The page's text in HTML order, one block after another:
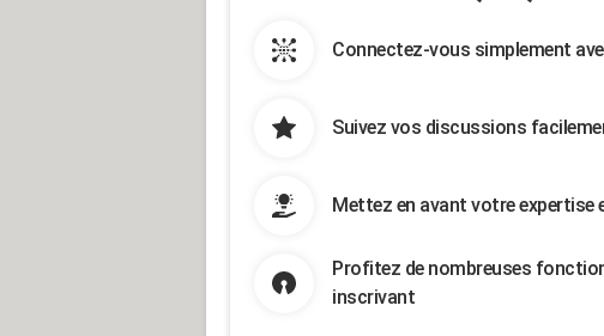
Connectez-vous simplement
Suivez vos discussions
Mettez en avant votre expertise
Profitez de nombreuses
inscrivant